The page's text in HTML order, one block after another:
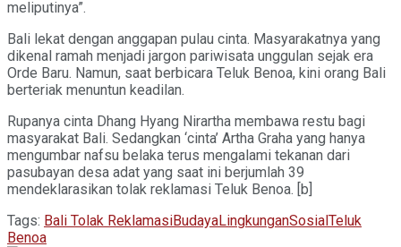
meliputinya”.
Bali lekat dengan anggapan pulau cinta. Masyarakatnya yang
dikenal ramah menjadi jargon pariwisata unggulan sejak era
Orde Baru. Namun, saat berbicara Teluk Benoa, kini orang Bali
berteriak menuntun keadilan.
Rupanya cinta Dhang Hyang Nirartha membawa restu bagi
masyarakat Bali. Sedangkan ‘cinta’ Artha Graha yang hanya
mengumbar nafsu belaka terus mengalami tekanan dari
pasubayan desa adat yang saat ini berjumlah 39
mendeklarasikan tolak reklamasi Teluk Benoa. [b]
Tags: Bali Tolak ReklamasiBudayaLingkunganSosialTeluk
Benoa